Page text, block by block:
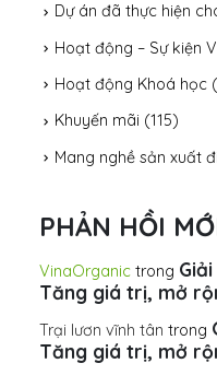
Dự án đã thực hiện
Hoạt động – Sự kiện
Hoạt động Khoá học
Khuyến mãi (115)
Mang nghề sản xuất
PHẢN HỒI
VinaOrganic trong
Tăng giá trị, mở
Trại lươn vĩnh tân trong
Tăng giá trị, mở